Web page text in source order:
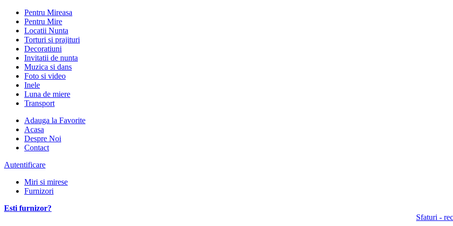
Pentru Mireasa
Pentru Mire
Locatii Nunta
Torturi si prajituri
Decoratiuni
Invitatii de nunta
Muzica si dans
Foto si video
Inele
Luna de miere
Transport
Adauga la Favorite
Acasa
Despre Noi
Contact
Autentificare
Miri si mirese
Furnizori
Esti furnizor?
Sfaturi -